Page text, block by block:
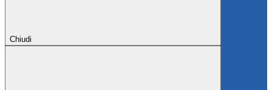
Chiudi